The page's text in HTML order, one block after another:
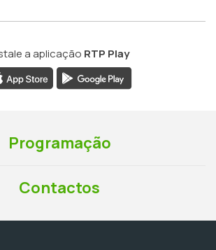
a aplicação RTP Play
Programação
Contactos